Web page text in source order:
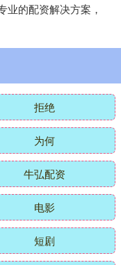
业的配资解决方案，
拒绝
为何
牛弘配资
电影
短剧